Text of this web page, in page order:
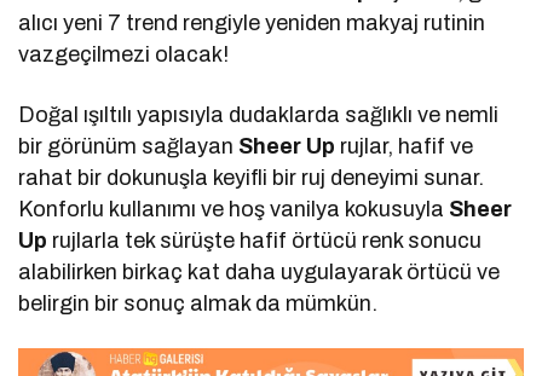
alıcı yeni 7 trend rengiyle yeniden makyaj rutinin
vazgeçilmezi olacak!
Doğal ışıltılı yapısıyla dudaklarda sağlıklı ve nemli
bir görünüm sağlayan Sheer Up rujlar, hafif ve
rahat bir dokunuşla keyifli bir ruj deneyimi sunar.
Konforlu kullanımı ve hoş vanilya kokusuyla Sheer
Up rujlarla tek sürüşte hafif örtücü renk sonucu
alabilirken birkaç kat daha uygulayarak örtücü ve
belirgin bir sonuç almak da mümkün.